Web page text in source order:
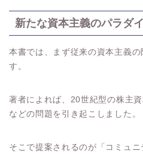
新たな資本主義のパラダ
本書では、まず従来の資本主義
す。
著者によれば、20世紀型の株主
などの問題を引き起こしました。
そこで提案されるのが「コミュニ